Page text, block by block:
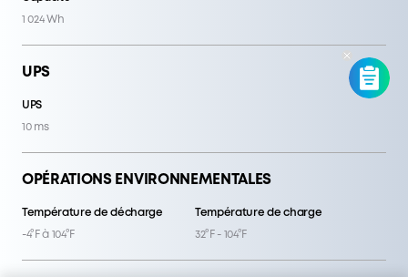
UPS
UPS
10 ms
OPÉRATIONS ENVIRONNEMENTALES
Température de décharge
-4°F à 104°F
Température de charge
32°F - 104°F
DIMENSION